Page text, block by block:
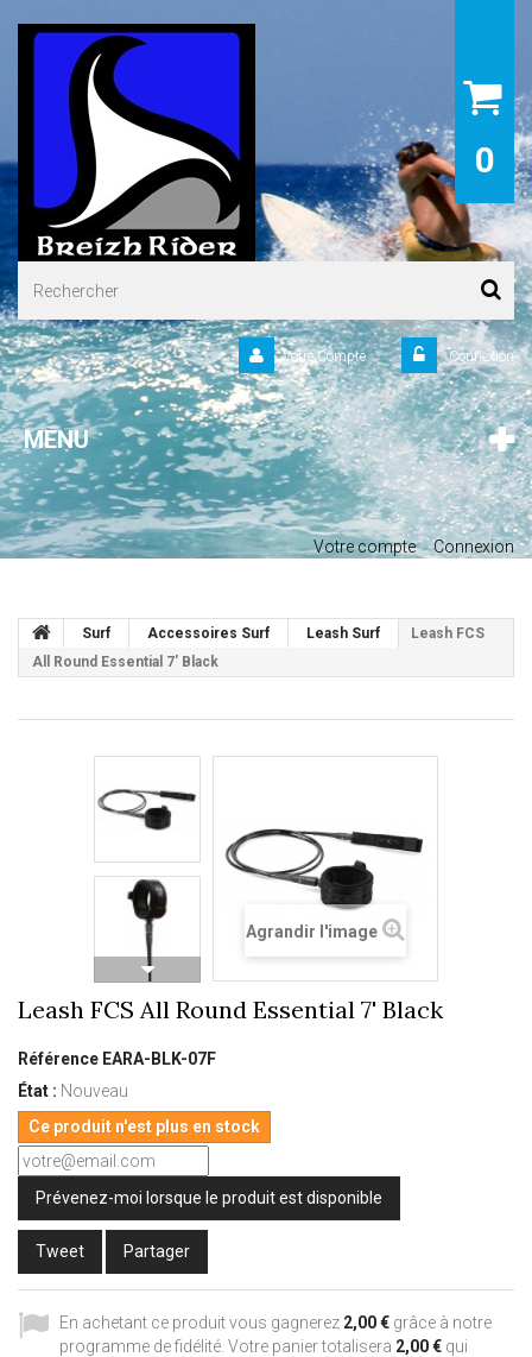
0
Connexion
Votre Compte
MENU
Votre compte Connexion
Surf Accessoires Surf Leash Surf
Leash FCS
All Round Essential 7' Black
Agrandir l'image
Leash FCS All Round Essential 7' Black
Référence EARA-BLK-07F
État : Nouveau
Ce produit n'est plus en stock
Prévenez-moi lorsque le produit est disponible
Tweet Partager
En achetant ce produit vous gagnerez 2,00 € grâce à notre
programme de fidélité. Votre panier totalisera 2,00 € qui